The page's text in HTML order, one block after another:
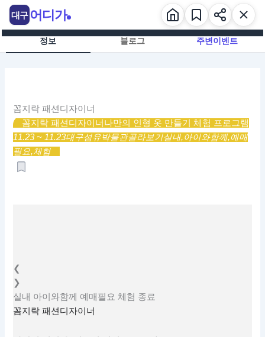
츠
정보 블로그 주변이벤트
꼼지락 패션디자이너
꼼지락 패션디자이너 나만의 인형 옷 만들기 체험 프로그램
11.23 ~ 11.23대구섬유박물관골라보기실내,아이와함께,예매
필요,체험
❮
❯
실내 아이와함께 예매필요 체험 종료
꼼지락 패션디자이너
대구 어디가